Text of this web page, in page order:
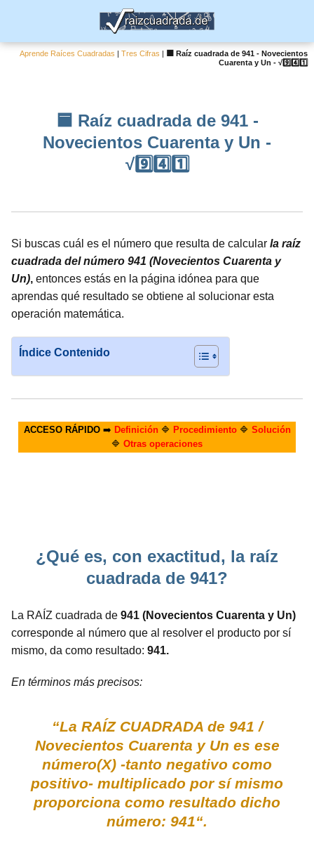
Aprende Raíces Cuadradas |Tres Cifras |
🟦 Raíz cuadrada de 941 - Novecientos
Cuarenta y Un - √9️⃣4️⃣1️⃣
🟦 Raíz cuadrada de 941 -
Novecientos Cuarenta y Un -
√9️⃣4️⃣1️⃣
Si buscas cuál es el número que resulta de calcular la raíz
cuadrada del número 941 (Novecientos Cuarenta y
Un), entonces estás en la página idónea para que
aprendas qué resultado se obtiene al solucionar esta
operación matemática.
Índice Contenido
ACCESO RÁPIDO➡️ Definición🔷 Procedimiento🔷 Solución
🔷 Otras operaciones
¿Qué es, con exactitud, la raíz
cuadrada de 941?
La RAÍZ cuadrada de 941 (Novecientos Cuarenta y Un)
corresponde al número que al resolver el producto por sí
mismo, da como resultado: 941.
En términos más precisos:
“La RAÍZ CUADRADA de 941 /
Novecientos Cuarenta y Un es ese
número(X) -tanto negativo como
positivo- multiplicado por sí mismo
proporciona como resultado dicho
número: 941“.